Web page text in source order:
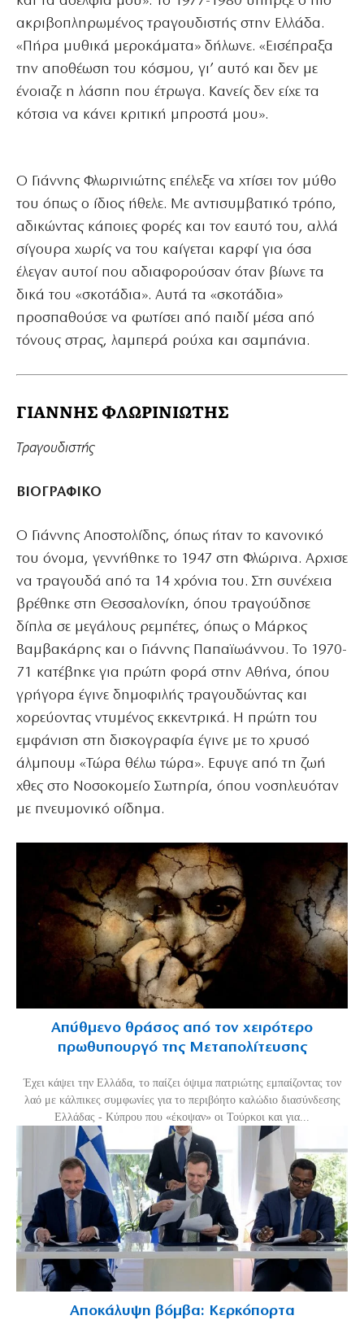
ακριβοπληρωμένος τραγουδιστής στην Ελλάδα.
«Πήρα μυθικά μεροκάματα» δήλωνε. «Εισέπραξα
την αποθέωση του κόσμου, γι’ αυτό και δεν με
ένοιαζε η λάσπη που έτρωγα. Κανείς δεν είχε τα
κότσια να κάνει κριτική μπροστά μου».
Ο Γιάννης Φλωρινιώτης επέλεξε να χτίσει τον μύθο
του όπως ο ίδιος ήθελε. Με αντισυμβατικό τρόπο,
αδικώντας κάποιες φορές και τον εαυτό του, αλλά
σίγουρα χωρίς να του καίγεται καρφί για όσα
έλεγαν αυτοί που αδιαφορούσαν όταν βίωνε τα
δικά του «σκοτάδια». Αυτά τα «σκοτάδια»
προσπαθούσε να φωτίσει από παιδί μέσα από
τόνους στρας, λαμπερά ρούχα και σαμπάνια.
ΓΙΑΝΝΗΣ ΦΛΩΡΙΝΙΩΤΗΣ
Τραγουδιστής
ΒΙΟΓΡΑΦΙΚΟ
Ο Γιάννης Αποστολίδης, όπως ήταν το κανονικό
του όνομα, γεννήθηκε το 1947 στη Φλώρινα. Αρχισε
να τραγουδά από τα 14 χρόνια του. Στη συνέχεια
βρέθηκε στη Θεσσαλονίκη, όπου τραγούδησε
δίπλα σε μεγάλους ρεμπέτες, όπως ο Μάρκος
Βαμβακάρης και ο Γιάννης Παπαϊωάννου. Το 1970-
71 κατέβηκε για πρώτη φορά στην Αθήνα, όπου
γρήγορα έγινε δημοφιλής τραγουδώντας και
χορεύοντας ντυμένος εκκεντρικά. Η πρώτη του
εμφάνιση στη δισκογραφία έγινε με το χρυσό
άλμπουμ «Τώρα θέλω τώρα». Εφυγε από τη ζωή
χθες στο Νοσοκομείο Σωτηρία, όπου νοσηλευόταν
με πνευμονικό οίδημα.
Απύθμενο θράσος από τον χειρότερο
πρωθυπουργό της Μεταπολίτευσης
Έχει κάψει την Ελλάδα, το παίζει όψιμα πατριώτης εμπαίζοντας τον
λαό με κάλπικες συμφωνίες για το περιβόητο καλώδιο διασύνδεσης
Ελλάδας - Κύπρου που «έκοψαν» οι Τούρκοι και για...
Αποκάλυψη βόμβα: Κερκόπορτα